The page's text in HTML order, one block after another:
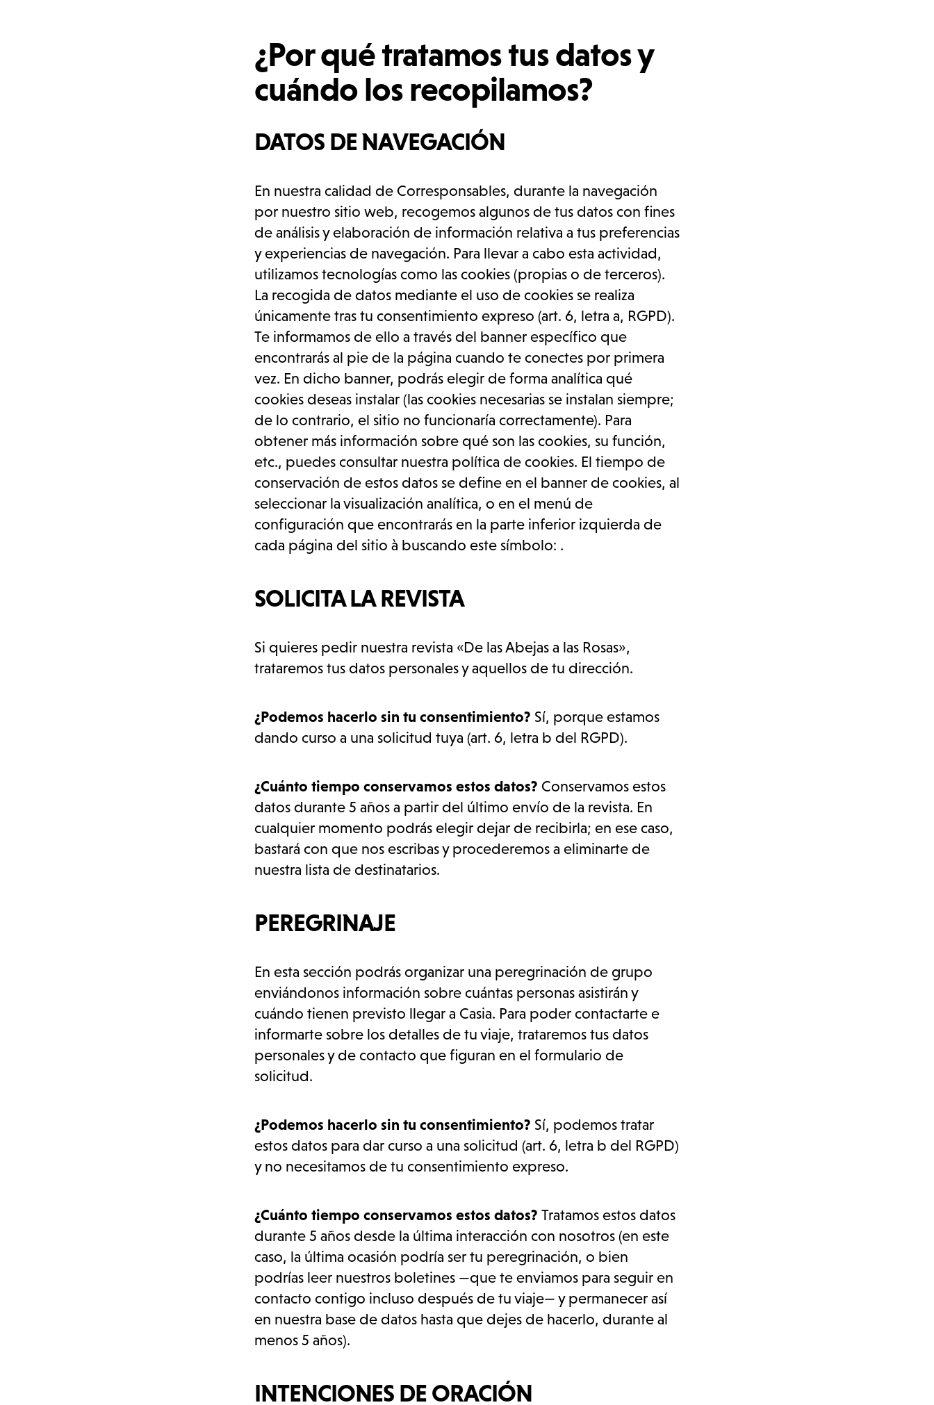
¿Por qué tratamos tus datos y
cuándo los recopilamos?
DATOS DE NAVEGACIÓN
En nuestra calidad de Corresponsables, durante la navegación
por nuestro sitio web, recogemos algunos de tus datos con fines
de análisis y elaboración de información relativa a tus preferencias
y experiencias de navegación. Para llevar a cabo esta actividad,
utilizamos tecnologías como las cookies (propias o de terceros).
La recogida de datos mediante el uso de cookies se realiza
únicamente tras tu consentimiento expreso (art. 6, letra a, RGPD).
Te informamos de ello a través del banner específico que
encontrarás al pie de la página cuando te conectes por primera
vez. En dicho banner, podrás elegir de forma analítica qué
cookies deseas instalar (las cookies necesarias se instalan siempre;
de lo contrario, el sitio no funcionaría correctamente). Para
obtener más información sobre qué son las cookies, su función,
etc., puedes consultar nuestra política de cookies. El tiempo de
conservación de estos datos se define en el banner de cookies, al
seleccionar la visualización analítica, o en el menú de
configuración que encontrarás en la parte inferior izquierda de
cada página del sitio à buscando este símbolo: .
SOLICITA LA REVISTA
Si quieres pedir nuestra revista «De las Abejas a las Rosas»,
trataremos tus datos personales y aquellos de tu dirección.
¿Podemos hacerlo sin tu consentimiento? Sí, porque estamos
dando curso a una solicitud tuya (art. 6, letra b del RGPD).
¿Cuánto tiempo conservamos estos datos? Conservamos estos
datos durante 5 años a partir del último envío de la revista. En
cualquier momento podrás elegir dejar de recibirla; en ese caso,
bastará con que nos escribas y procederemos a eliminarte de
nuestra lista de destinatarios.
PEREGRINAJE
En esta sección podrás organizar una peregrinación de grupo
enviándonos información sobre cuántas personas asistirán y
cuándo tienen previsto llegar a Casia. Para poder contactarte e
informarte sobre los detalles de tu viaje, trataremos tus datos
personales y de contacto que figuran en el formulario de
solicitud.
¿Podemos hacerlo sin tu consentimiento? Sí, podemos tratar
estos datos para dar curso a una solicitud (art. 6, letra b del RGPD)
y no necesitamos de tu consentimiento expreso.
¿Cuánto tiempo conservamos estos datos? Tratamos estos datos
durante 5 años desde la última interacción con nosotros (en este
caso, la última ocasión podría ser tu peregrinación, o bien
podrías leer nuestros boletines —que te enviamos para seguir en
contacto contigo incluso después de tu viaje— y permanecer así
en nuestra base de datos hasta que dejes de hacerlo, durante al
menos 5 años).
INTENCIONES DE ORACIÓN